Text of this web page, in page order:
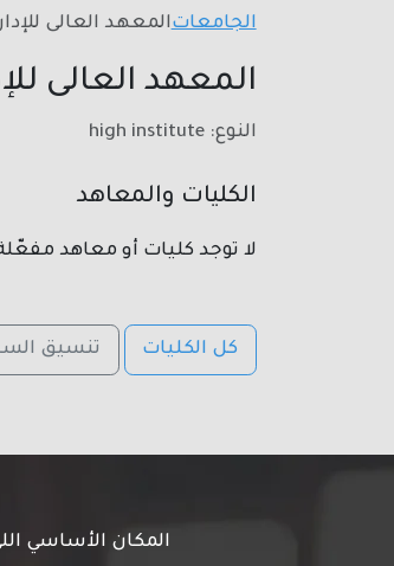
الجامعاتالمعهد العالى
المعهد العالى
النوع: high institute
الكليات والمعاهد
لا توجد كليات أو معاهد
كل الكليات تنسيق
المكان الأساسي